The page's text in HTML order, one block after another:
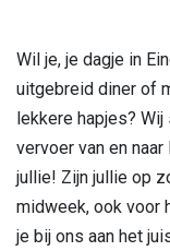
Wil je, je dagje in
uitgebreid diner of
lekkere hapjes?
vervoer van en
jullie! Zijn jullie op
midweek, ook voor
je bij ons aan het